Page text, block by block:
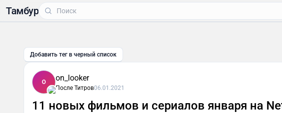
Тамбур
Добавить тег в черный список
O on_looker
После Титров06.01.2021
11 новых фильмов и сериалов января на